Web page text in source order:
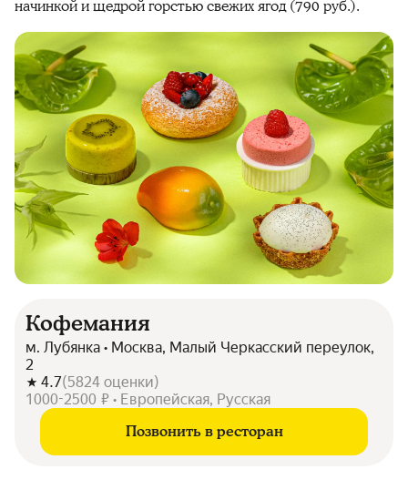
начинкой и щедрой горстью свежих ягод (790 руб.).
Кофемания
м. Лубянка • Москва, Малый Черкасский переулок,
2
4.7(5824 оценки)
1000-2500 ₽ • Европейская, Русская
Позвонить в ресторан